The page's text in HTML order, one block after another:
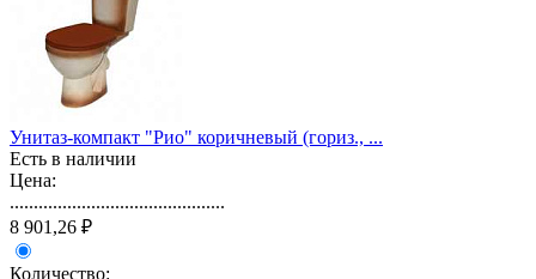
Унитаз-компакт "Рио" коричневый (гориз., ...
Есть в наличии
Цена:
.............................................
8 901,26 ₽
Количество: